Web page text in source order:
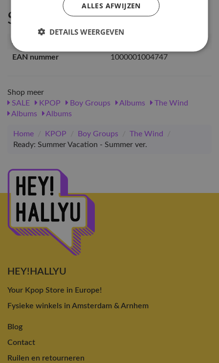
Specificaties
Artikelnummer
EAN nummer
1000001004747
Shop meer
SALE
KPOP Boy Groups Albums
The Wind
Albums
Albums
Home / KPOP / Boy Groups / The Wind
/
Ready: Summer Vacation - Summer ver.
HEY!HALLYU
Your Kpop Store in Europe!
Fysieke winkels in Amsterdam & Arnhem
Blog
Contact
Ruilen en retourneren
ALLES AFWIJZEN
DETAILS WEERGEVEN